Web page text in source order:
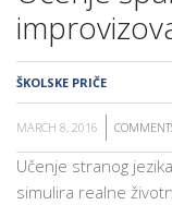
ŠKOLSKE PRIČE
MARCH 8, 2016
Učenje stranog
simulira realne